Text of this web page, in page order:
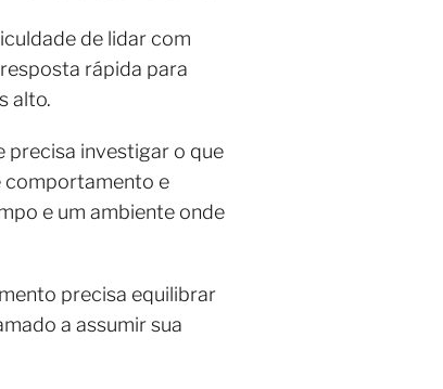
de lidar com
rápida para
alto.
precisa investigar o que
comportamento e
e um ambiente onde
precisa equilibrar
a assumir sua